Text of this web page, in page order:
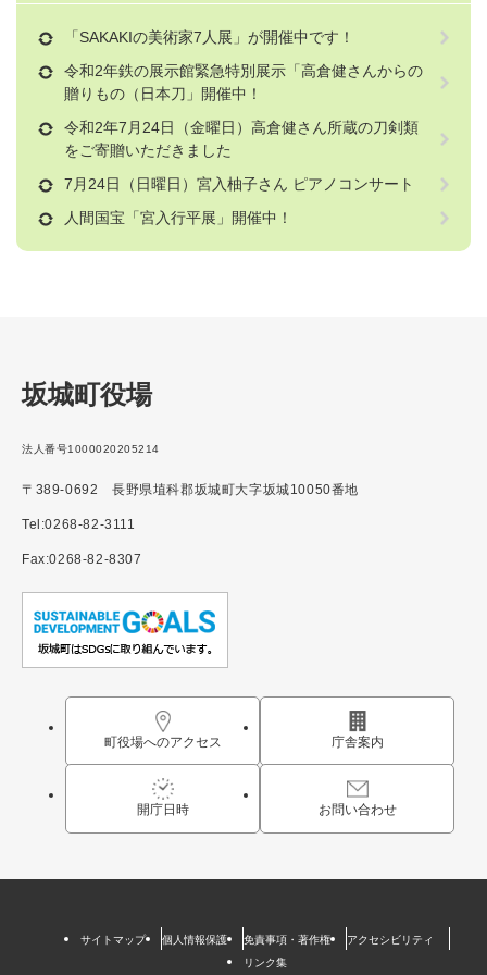
「SAKAKIの美術家7人展」が開催中です！
令和2年鉄の展示館緊急特別展示「高倉健さんからの
贈りもの（日本刀」開催中！
令和2年7月24日（金曜日）高倉健さん所蔵の刀剣類
をご寄贈いただきました
7月24日（日曜日）宮入柚子さん ピアノコンサート
人間国宝「宮入行平展」開催中！
坂城町役場
法人番号1000020205214
〒389-0692 長野県埴科郡坂城町大字坂城10050番地
Tel:0268-82-3111
Fax:0268-82-8307
町役場へのアクセス 庁舎案内
開庁日時 お問い合わせ
サイトマップ 個人情報保護 免責事項・著作権
アクセシビリティ
リンク集